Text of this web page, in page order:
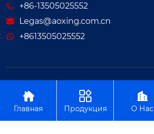
+86-13505025552
Legas@aoxing.com.cn
+8613505025552

Главная

Продукция

О Нас